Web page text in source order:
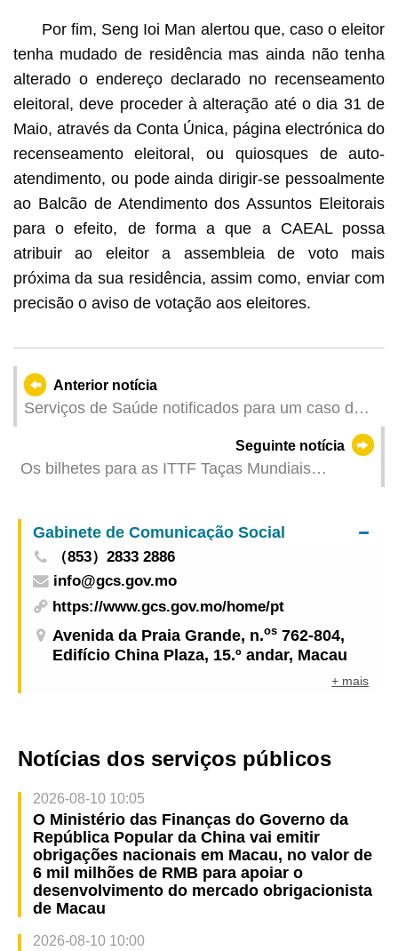
Por fim, Seng Ioi Man alertou que, caso o eleitor
tenha mudado de residência mas ainda não tenha
alterado o endereço declarado no recenseamento
eleitoral, deve proceder à alteração até o dia 31 de
Maio, através da Conta Única, página electrónica do
recenseamento eleitoral, ou quiosques de auto-
atendimento, ou pode ainda dirigir-se pessoalmente
ao Balcão de Atendimento dos Assuntos Eleitorais
para o efeito, de forma a que a CAEAL possa
atribuir ao eleitor a assembleia de voto mais
próxima da sua residência, assim como, enviar com
precisão o aviso de votação aos eleitores.
Anterior notícia
Serviços de Saúde notificados para um caso de
Seguinte notícia
Os bilhetes para as ITTF Taças Mundiais
estarão à venda a partir de 20 de Março
Gabinete de Comunicação Social
（853）2833 2886
info@gcs.gov.mo
https://www.gcs.gov.mo/home/pt
Avenida da Praia Grande, n.os 762-804,
Edifício China Plaza, 15.º andar, Macau
+ mais
Notícias dos serviços públicos
2026-08-10 10:05
O Ministério das Finanças do Governo da
República Popular da China vai emitir
obrigações nacionais em Macau, no valor de
6 mil milhões de RMB para apoiar o
desenvolvimento do mercado obrigacionista
de Macau
2026-08-10 10:00